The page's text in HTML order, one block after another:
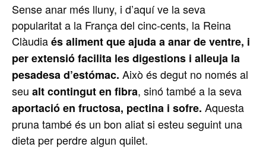
Sense anar més lluny, i d’aquí ve la seva
popularitat a la França del cinc-cents, la Reina
Clàudiaés aliment que ajuda a anar de ventre, i
per extensió facilita les digestions i alleuja la
pesadesa d’estómac. Això és degut no només al
seu alt contingut en fibra, sinó també a la seva
aportació en fructosa, pectina i sofre. Aquesta
pruna també és un bon aliat si esteu seguint una
dieta per perdre algun quilet.